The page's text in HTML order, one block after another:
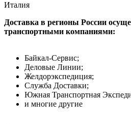
Италия
Доставка в регионы России
транспортными компаниями:
Байкал-Сервис;
Деловые Линии;
Желдорэкспедиция;
Служба Доставки;
Южная Транспортная
и многие другие